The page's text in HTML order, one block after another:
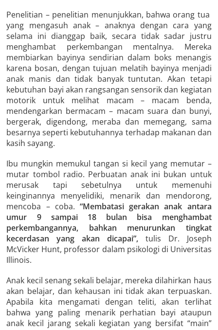
Penelitian – penelitian menunjukkan, bahwa orang tua
yang mengasuh anak – anaknya dengan cara yang
selama ini dianggap baik, secara tidak sadar justru
menghambat perkembangan mentalnya. Mereka
membiarkan bayinya sendirian dalam boks menangis
karena bosan, dengan tujuan melatih bayinya menjadi
anak manis dan tidak banyak tuntutan. Akan tetapi
kebutuhan bayi akan rangsangan sensorik dan kegiatan
motorik untuk melihat macam – macam benda,
mendengarkan bermacam – macam suara dan bunyi,
bergerak, digendong, meraba dan memegang, sama
besarnya seperti kebutuhannya terhadap makanan dan
kasih sayang.
Ibu mungkin memukul tangan si kecil yang memutar –
mutar tombol radio. Perbuatan anak ini bukan untuk
merusak tapi sebetulnya untuk memenuhi
keinginannya menyelidiki, menarik dan mendorong,
mencoba – coba. “Membatasi gerakan anak antara
umur 9 sampai 18 bulan bisa menghambat
perkembangannya, bahkan menurunkan tingkat
kecerdasan yang akan dicapai”, tulis Dr. Joseph
McVicker Hunt, professor dalam psikologi di Universitas
Illinois.
Anak kecil senang sekali belajar, mereka dilahirkan haus
akan belajar, dan kehausan ini tidak akan terpuaskan.
Apabila kita mengamati dengan teliti, akan terlihat
bahwa yang paling menarik perhatian bayi ataupun
anak kecil jarang sekali kegiatan yang bersifat “main”